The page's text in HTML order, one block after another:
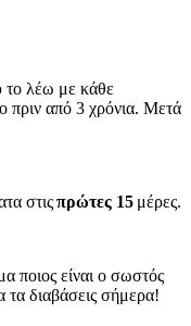
το λέω με κάθε
πριν από 3 χρόνια. Μετά
στιςπρώτες 15 μέρες.
ποιος είναι ο σωστός
τα διαβάσεις σήμερα!